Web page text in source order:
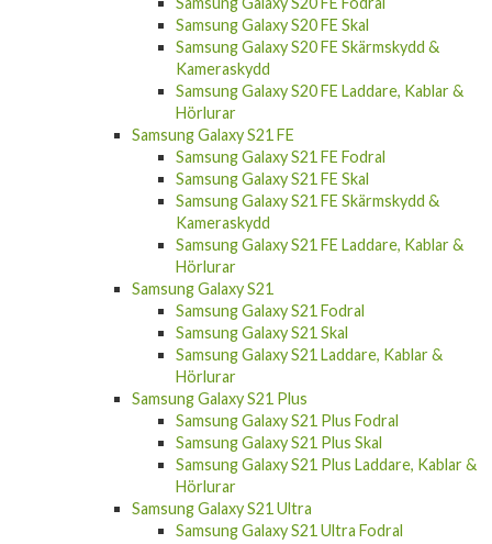
Samsung Galaxy A04s
Samsung Galaxy A04s Fodral
Samsung Galaxy A04s Skal
Samsung Galaxy S20 FE
Samsung Galaxy S20 FE Fodral
Samsung Galaxy S20 FE Skal
Samsung Galaxy S20 FE Skärmskydd &
Kameraskydd
Samsung Galaxy S20 FE Laddare, Kablar &
Hörlurar
Samsung Galaxy S21 FE
Samsung Galaxy S21 FE Fodral
Samsung Galaxy S21 FE Skal
Samsung Galaxy S21 FE Skärmskydd &
Kameraskydd
Samsung Galaxy S21 FE Laddare, Kablar &
Hörlurar
Samsung Galaxy S21
Samsung Galaxy S21 Fodral
Samsung Galaxy S21 Skal
Samsung Galaxy S21 Laddare, Kablar &
Hörlurar
Samsung Galaxy S21 Plus
Samsung Galaxy S21 Plus Fodral
Samsung Galaxy S21 Plus Skal